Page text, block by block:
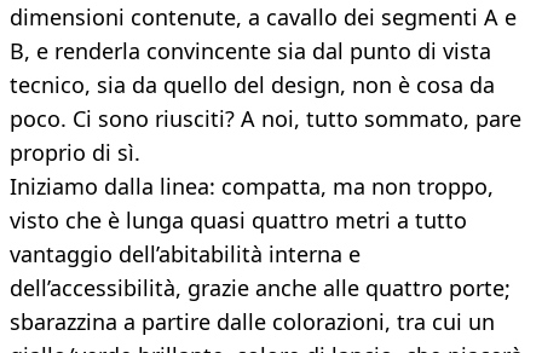
dimensioni contenute, a cavallo dei segmenti A e
B, e renderla convincente sia dal punto di vista
tecnico, sia da quello del design, non è cosa da
poco. Ci sono riusciti? A noi, tutto sommato, pare
proprio di sì.
Iniziamo dalla linea: compatta, ma non troppo,
visto che è lunga quasi quattro metri a tutto
vantaggio dell’abitabilità interna e
dell’accessibilità, grazie anche alle quattro porte;
sbarazzina a partire dalle colorazioni, tra cui un